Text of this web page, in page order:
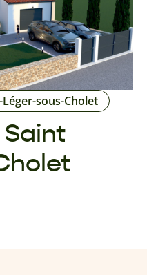
30 84
Léger-sous-Cholet